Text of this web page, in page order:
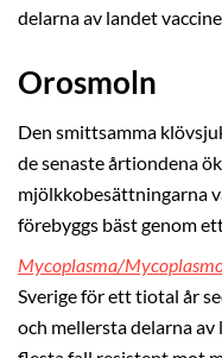
delarna av landet
Orosmoln
Den smittsamma
de senaste årtiondena
mjölkkobesättningarna
förebyggs bäst genom
Mycoplasma/
Sverige för ett tiotal år
och mellersta delarna